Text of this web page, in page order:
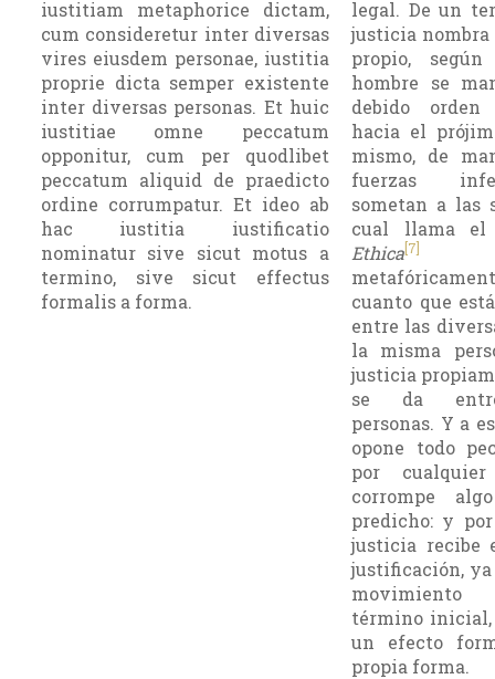
iustitiam metaphorice dictam,
cum consideretur inter diversas
vires eiusdem personae, iustitia
proprie dicta semper existente
inter diversas personas. Et huic
iustitiae omne peccatum
opponitur, cum per quodlibet
peccatum aliquid de praedicto
ordine corrumpatur. Et ideo ab
hac iustitia iustificatio
nominatur sive sicut motus a
termino, sive sicut effectus
formalis a forma.
legal. De un
justicia nombra
propio,
hombre se
debido orden
hacia el
mismo, de
fuerzas
sometan a las
cual llama el
Ethica[7]
cuanto que
entre las
la misma
justicia
se da
personas. Y a
opone todo
por
corrompe
predicho: y
justicia recibe
justificación, ya
término inicial,
un efecto
propia forma.